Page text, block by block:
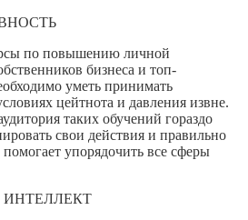
по повышению личной
бизнеса и топ-
уметь принимать
цейтнота и давления извне.
таких обучений гораздо
свои действия и правильно
упорядочить все сферы